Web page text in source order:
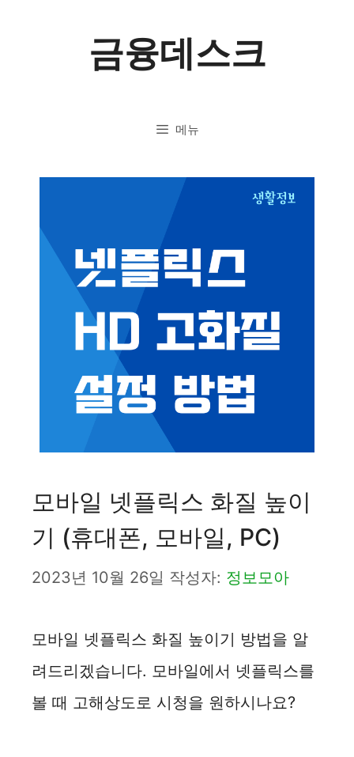
금융데스크
메뉴
모바일 넷플릭스 화질 높이
기 (휴대폰, 모바일, PC)
2023년 10월 26일 작성자: 정보모아
모바일 넷플릭스 화질 높이기 방법을 알
려드리겠습니다. 모바일에서 넷플릭스를
볼 때 고해상도로 시청을 원하시나요?